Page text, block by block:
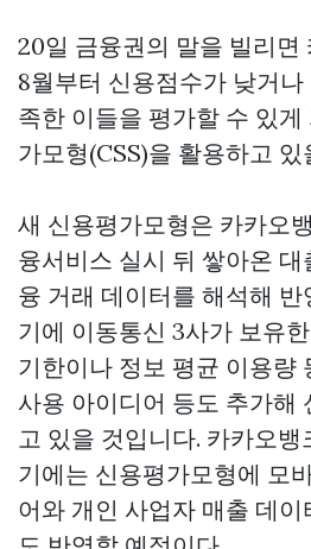
20일 금융권의 말을 빌리면
8월부터 신용점수가 낮거
족한 이들을 평가할 수 있게
가모형(CSS)을 활용하고 있
새 신용평가모형은 카카오
융서비스 실시 뒤 쌓아온
융 거래 데이터를 해석해 반
기에 이동통신 3사가 보유
기한이나 정보 평균 이용량
사용 아이디어 등도 추가해
고 있을 것입니다. 카카오
기에는 신용평가모형에 모
어와 개인 사업자 매출 데